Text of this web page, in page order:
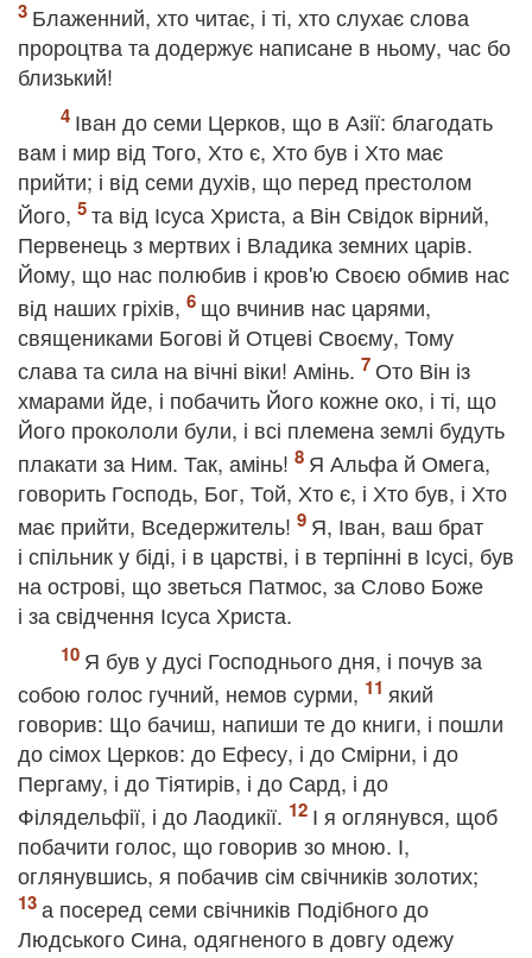
Блаженний, хто читає, і ті, хто слухає слова
пророцтва та додержує написане в ньому, час бо
близький!
Іван до семи Церков, що в Азії: благодать
вам і мир від Того, Хто є, Хто був і Хто має
прийти; і від семи духів, що перед престолом
Його,
та від Ісуса Христа, а Він Свідок вірний,
Первенець з мертвих і Владика земних царів.
Йому, що нас полюбив і кров'ю Своєю обмив нас
від наших гріхів,
що вчинив нас царями,
священиками Богові й Отцеві Своєму, Тому
слава та сила на вічні віки! Амінь.
Ото Він із
хмарами йде, і побачить Його кожне око, і ті, що
Його прокололи були, і всі племена землі будуть
плакати за Ним. Так, амінь!
Я Альфа й Омега,
говорить Господь, Бог, Той, Хто є, і Хто був, і Хто
має прийти, Вседержитель!
Я, Іван, ваш брат
і спільник у біді, і в царстві, і в терпінні в Ісусі, був
на острові, що зветься Патмос, за Слово Боже
і за свідчення Ісуса Христа.
Я був у дусі Господнього дня, і почув за
собою голос гучний, немов сурми,
який
говорив: Що бачиш, напиши те до книги, і пошли
до сімох Церков: до Ефесу, і до Смірни, і до
Пергаму, і до Тіятирів, і до Сард, і до
Філядельфії, і до Лаодикії.
І я оглянувся, щоб
побачити голос, що говорив зо мною. І,
оглянувшись, я побачив сім свічників золотих;
а посеред семи свічників Подібного до
Людського Сина, одягненого в довгу одежу